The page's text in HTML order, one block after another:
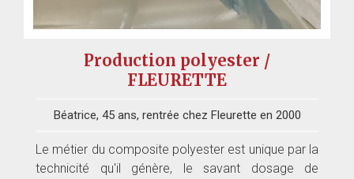
Production polyester /
FLEURETTE
Béatrice, 45 ans, rentrée chez Fleurette en 2000
Le métier du composite polyester est unique par la
technicité qu'il génère, le savant dosage de